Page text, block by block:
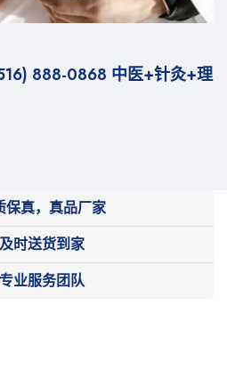
888-0868 中医+针灸+理
保真，真品厂家
及时送货到家
专业服务团队